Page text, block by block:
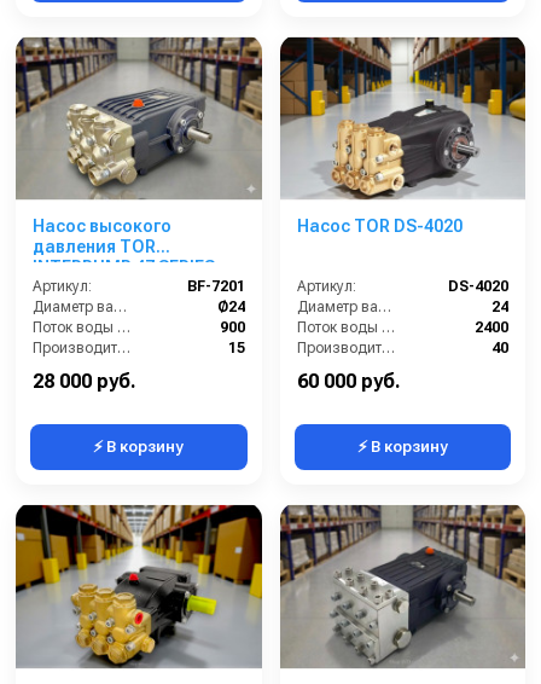
Насос высокого
давления TOR
INTERPUMP 47 SERIES
WS201 (межосевое
расстояние 87мм)
Артикул:
BF-7201
Диаметр вала (мм):
Ø24
Поток воды (л/час):
900
Производительность (л/мин):
15
Давление (бар):
28 000 руб.
⚡ В корзину
Насос TOR DS-4020
Артикул:
DS-4020
Диаметр вала (мм):
24
Поток воды (л/час):
2400
Производительность (л/мин):
40
Температура (°C):
60 000 руб.
⚡ В корзину